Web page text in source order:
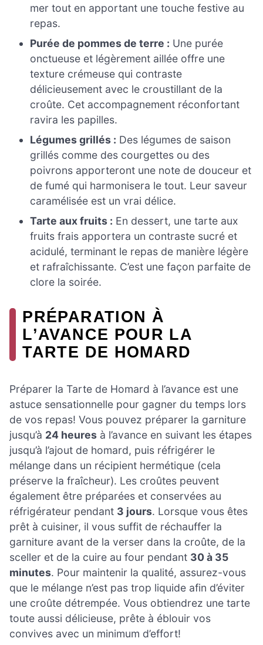
mer tout en apportant une touche festive au
repas.
Purée de pommes de terre : Une purée
onctueuse et légèrement aillée offre une
texture crémeuse qui contraste
délicieusement avec le croustillant de la
croûte. Cet accompagnement réconfortant
ravira les papilles.
Légumes grillés : Des légumes de saison
grillés comme des courgettes ou des
poivrons apporteront une note de douceur et
de fumé qui harmonisera le tout. Leur saveur
caramélisée est un vrai délice.
Tarte aux fruits : En dessert, une tarte aux
fruits frais apportera un contraste sucré et
acidulé, terminant le repas de manière légère
et rafraîchissante. C’est une façon parfaite de
clore la soirée.
PRÉPARATION À
L’AVANCE POUR LA
TARTE DE HOMARD
Préparer la Tarte de Homard à l’avance est une
astuce sensationnelle pour gagner du temps lors
de vos repas! Vous pouvez préparer la garniture
jusqu’à 24 heures à l’avance en suivant les étapes
jusqu’à l’ajout de homard, puis réfrigérer le
mélange dans un récipient hermétique (cela
préserve la fraîcheur). Les croûtes peuvent
également être préparées et conservées au
réfrigérateur pendant 3 jours. Lorsque vous êtes
prêt à cuisiner, il vous suffit de réchauffer la
garniture avant de la verser dans la croûte, de la
sceller et de la cuire au four pendant 30 à 35
minutes. Pour maintenir la qualité, assurez-vous
que le mélange n’est pas trop liquide afin d’éviter
une croûte détrempée. Vous obtiendrez une tarte
toute aussi délicieuse, prête à éblouir vos
convives avec un minimum d’effort!